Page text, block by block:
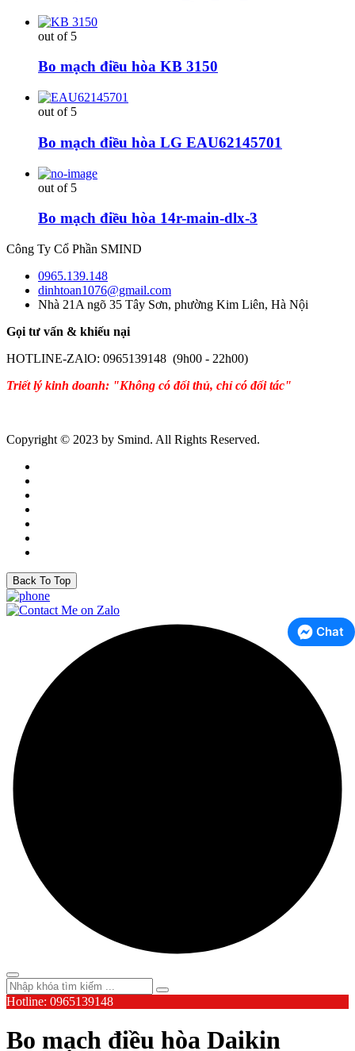
out of 5
Bo mạch điều hòa KB 3150
out of 5
Bo mạch điều hòa LG EAU62145701
out of 5
Bo mạch điều hòa 14r-main-dlx-3
Công Ty Cổ Phần SMIND
0965.139.148
dinhtoan1076@gmail.com
Nhà 21A ngõ 35 Tây Sơn, phường Kim Liên, Hà Nội
Gọi tư vấn & khiếu nại
HOTLINE-ZAlO: 0965139148 (9h00 - 22h00)
Triết lý kinh doanh: "Không có đối thủ, chỉ có đối tác"
Copyright © 2023 by Smind. All Rights Reserved.
Back To Top
Chat
Hotline: 0965139148
Bo mạch điều hòa Daikin